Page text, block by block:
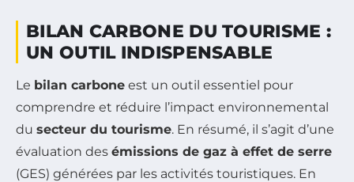
BILAN CARBONE DU TOURISME :
UN OUTIL INDISPENSABLE
Le bilan carbone est un outil essentiel pour
comprendre et réduire l’impact environnemental
du secteur du tourisme. En résumé, il s’agit d’une
évaluation des émissions de gaz à effet de serre
(GES) générées par les activités touristiques. En